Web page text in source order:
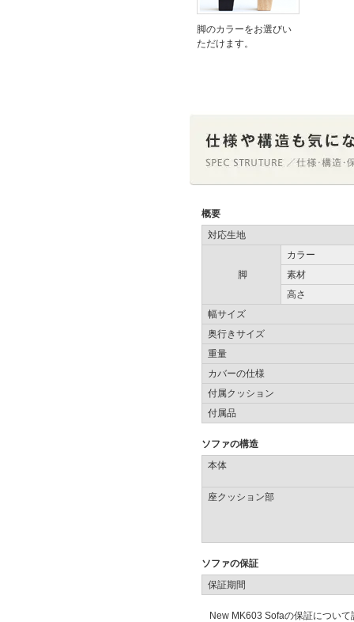
脚のカラーをお選びい
ただけます。
概要
対応生地
脚
カラー
素材
高さ
幅サイズ
奥行きサイズ
重量
カバーの仕様
付属クッション
付属品
ソファの構造
本体
座クッション部
ソファの保証
保証期間
New MK603 Sofaの保証につい